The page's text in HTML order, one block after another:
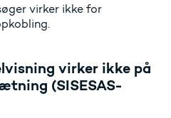
virker ikke for
virker ikke på
(SISESAS-